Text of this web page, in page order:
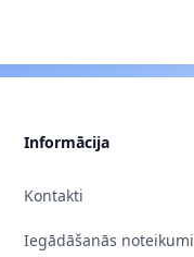
Informācija
Kontakti
Iegādāšanās noteikumi